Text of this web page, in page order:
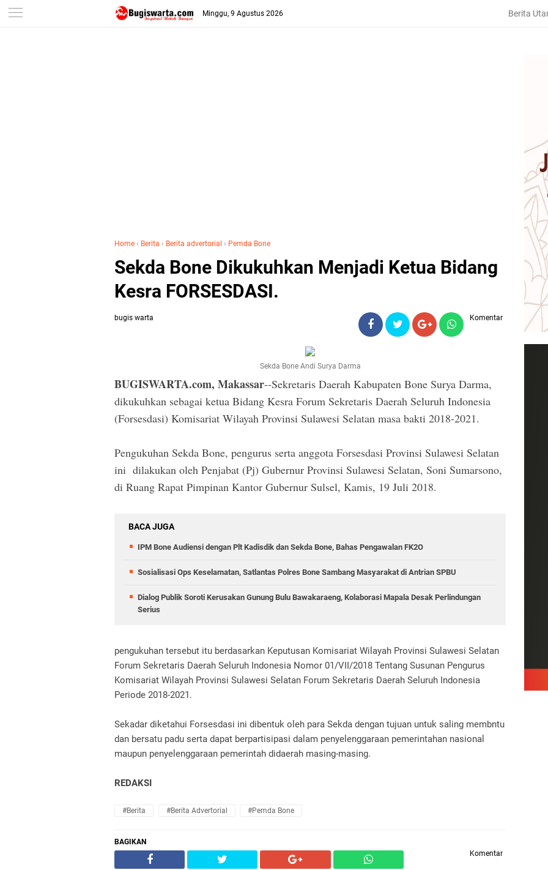
-->
Minggu, 9 Agustus 2026 Berita
Home › Berita › Berita advertorial › Pemda Bone
Sekda Bone Dikukuhkan Menjadi Ketua Bidang
Kesra FORSESDASI.
bugis warta Komentar
Sekda Bone Andi Surya Darma
BUGISWARTA.com, Makassar--Sekretaris Daerah Kabupaten Bone Surya Darma,
dikukuhkan sebagai ketua Bidang Kesra Forum Sekretaris Daerah Seluruh Indonesia
(Forsesdasi) Komisariat Wilayah Provinsi Sulawesi Selatan masa bakti 2018-2021.
Pengukuhan Sekda Bone, pengurus serta anggota Forsesdasi Provinsi Sulawesi Selatan
ini dilakukan oleh Penjabat (Pj) Gubernur Provinsi Sulawesi Selatan, Soni Sumarsono,
di Ruang Rapat Pimpinan Kantor Gubernur Sulsel, Kamis, 19 Juli 2018.
BACA JUGA
IPM Bone Audiensi dengan Plt Kadisdik dan Sekda Bone, Bahas Pengawalan FK2O
Sosialisasi Ops Keselamatan, Satlantas Polres Bone Sambang Masyarakat di Antrian SPBU
Dialog Publik Soroti Kerusakan Gunung Bulu Bawakaraeng, Kolaborasi Mapala Desak Perlindungan
Serius
pengukuhan tersebut itu berdasarkan Keputusan Komisariat Wilayah Provinsi Sulawesi Selatan
Forum Sekretaris Daerah Seluruh Indonesia Nomor 01/VII/2018 Tentang Susunan Pengurus
Komisariat Wilayah Provinsi Sulawesi Selatan Forum Sekretaris Daerah Seluruh Indonesia
Periode 2018-2021.
Sekadar diketahui Forsesdasi ini dibentuk oleh para Sekda dengan tujuan untuk saling membntu
dan bersatu padu serta dapat berpartisipasi dalam penyelenggaraan pemerintahan nasional
maupun penyelenggaraan pemerintah didaerah masing-masing.
REDAKSI
#Berita #Berita Advertorial #Pemda Bone
BAGIKAN
Komentar